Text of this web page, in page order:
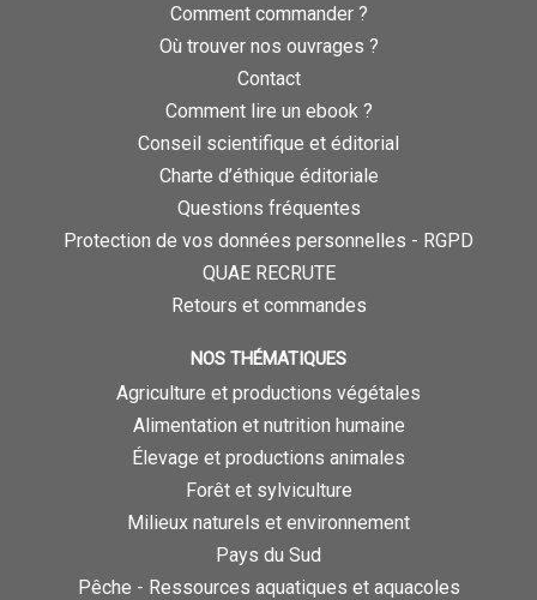
Comment commander ?
Où trouver nos ouvrages ?
Contact
Comment lire un ebook ?
Conseil scientifique et éditorial
Charte d’éthique éditoriale
Questions fréquentes
Protection de vos données personnelles - RGPD
QUAE RECRUTE
Retours et commandes
NOS THÉMATIQUES
Agriculture et productions végétales
Alimentation et nutrition humaine
Élevage et productions animales
Forêt et sylviculture
Milieux naturels et environnement
Pays du Sud
Pêche - Ressources aquatiques et aquacoles